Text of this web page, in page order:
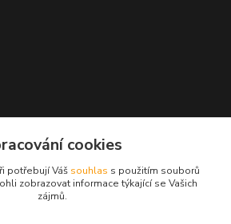
cookies
potřebují Váš souhlas s použitím souborů
zobrazovat informace týkající se Vašich
zájmů.